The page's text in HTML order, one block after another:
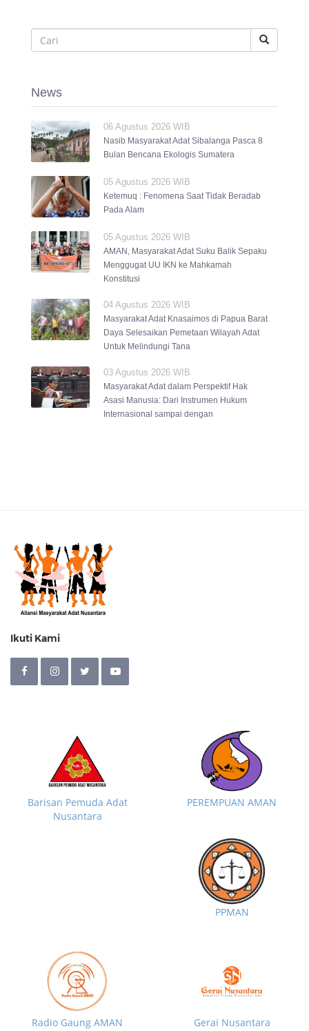
News
06 Agustus 2026 WIB
Nasib Masyarakat Adat Sibalanga Pasca 8
Bulan Bencana Ekologis Sumatera
05 Agustus 2026 WIB
Ketemuq : Fenomena Saat Tidak Beradab
Pada Alam
05 Agustus 2026 WIB
AMAN, Masyarakat Adat Suku Balik Sepaku
Menggugat UU IKN ke Mahkamah
Konstitusi
04 Agustus 2026 WIB
Masyarakat Adat Knasaimos di Papua Barat
Daya Selesaikan Pemetaan Wilayah Adat
Untuk Melindungi Tana
03 Agustus 2026 WIB
Masyarakat Adat dalam Perspektif Hak
Asasi Manusia: Dari Instrumen Hukum
Internasional sampai dengan
Ikuti Kami
Barisan Pemuda Adat
Nusantara
PEREMPUAN AMAN
PPMAN
Radio Gaung AMAN Gerai Nusantara